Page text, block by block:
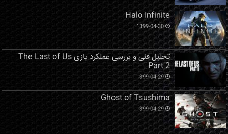
Halo Infinite
1399-04-30
تحلیل فنی و بررسی عملکرد بازی The Last of Us
Part 2
1399-04-29
Ghost of Tsushima
1399-04-29